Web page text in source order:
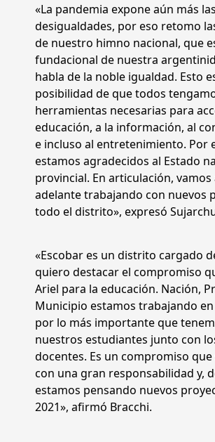
«La pandemia expone aún más las
desigualdades, por eso retomo
de nuestro himno nacional, que
fundacional de nuestra
habla de la noble igualdad. Esto
posibilidad de que todos
herramientas necesarias para
educación, a la información, al
e incluso al entretenimiento. Por
estamos agradecidos al Estado
provincial. En articulación,
adelante trabajando con nuevos
todo el distrito», expresó
«Escobar es un distrito cargado
quiero destacar el compromiso
Ariel para la educación. Nación,
Municipio estamos trabajando
por lo más importante que
nuestros estudiantes junto con
docentes. Es un compromiso que
con una gran responsabilidad y,
estamos pensando nuevos
2021», afirmó Bracchi.